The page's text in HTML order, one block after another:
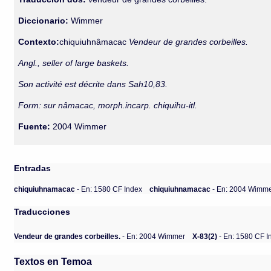
Diccionario:Wimmer
Contexto:chiquiuhnâmacac Vendeur de grandes corbeilles.
Angl., seller of large baskets.
Son activité est décrite dans Sah10,83.
Form: sur nâmacac, morph.incarp. chiquihu-itl.
Fuente: 2004 Wimmer
Entradas
chiquiuhnamacac- En: 1580 CF Index chiquiuhnamacac- En: 2004
Traducciones
Vendeur de grandes corbeilles. - En: 2004 Wimmer X-83(2) - En: 1580 CF
Textos en Temoa